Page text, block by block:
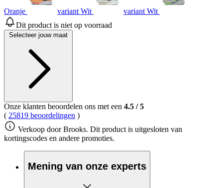
Oranje variant Wit
variant Wit
Dit product is niet op voorraad
Selecteer jouw maat
Onze klanten beoordelen ons met een 4.5 /5
( 25819 beoordelingen )
Verkoop door Brooks. Dit product is uitgesloten van
kortingscodes en andere promoties.
Mening van onze experts